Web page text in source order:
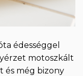
édességgel
motoszkált
és még bizony